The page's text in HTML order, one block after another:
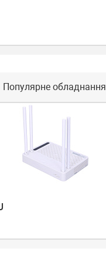
Популярне обладнання